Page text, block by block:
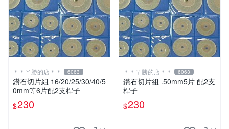
＊＊ㄚ勝的店＊＊ 6063
鑽石切片組 16/20/25/30/40/5
0mm等6片配2支桿子
$230
＊＊ㄚ勝的店＊＊ 6063
鑽石切片組 .50mm5片 配2支
桿子
$230